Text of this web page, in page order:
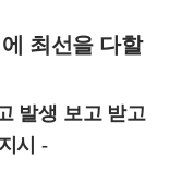
최선을 다할
발생 보고 받고
시 -